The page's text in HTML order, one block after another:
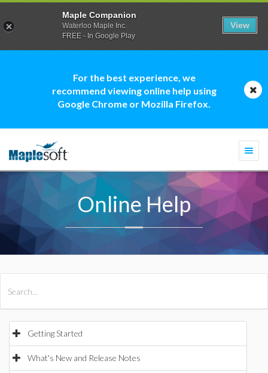
For the best experience, we
recommend viewing online help using
Google Chrome or Mozilla Firefox.
Online Help
Getting Started
What's New and Release Notes
Maple Companion
Waterloo Maple Inc.
FREE - In Google Play
View